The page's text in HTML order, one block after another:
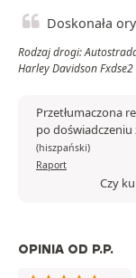
Doskonała
Rodzaj drogi:
Harley Davidson
Przetłumaczona
po doświadczeniu
(hiszpański)
Raport
Czy
OPINIA OD P.P.